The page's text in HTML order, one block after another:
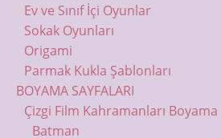
Ev ve Sınıf İçi Oyunlar
Sokak Oyunları
Origami
Parmak Kukla Şablonları
BOYAMA SAYFALARI
Çizgi Film Kahramanları Boyama
Batman